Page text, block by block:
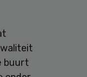
buurt